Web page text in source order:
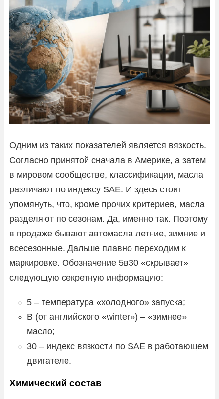
Одним из таких показателей является вязкость.
Согласно принятой сначала в Америке, а затем
в мировом сообществе, классификации, масла
различают по индексу SAE. И здесь стоит
упомянуть, что, кроме прочих критериев, масла
разделяют по сезонам. Да, именно так. Поэтому
в продаже бывают автомасла летние, зимние и
всесезонные. Дальше плавно переходим к
маркировке. Обозначение 5в30 «скрывает»
следующую секретную информацию:
5 – температура «холодного» запуска;
В (от английского «winter») – «зимнее»
масло;
30 – индекс вязкости по SAE в работающем
двигателе.
Химический состав